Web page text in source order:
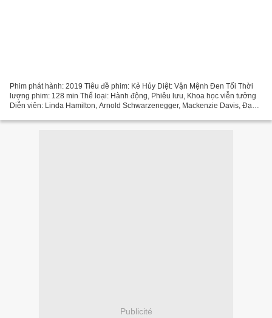
Phim phát hành: 2019 Tiêu đề phim: Kẻ Hủy Diệt: Vận Mệnh Đen Tối Thời
lượng phim: 128 min Thể loại: Hành động, Phiêu lưu, Khoa học viễn tưởng
Diễn viên: Linda Hamilton, Arnold Schwarzenegger, Mackenzie Davis, Đạo
Publicité